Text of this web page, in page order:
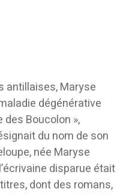
antillaises, Maryse
dégénérative
des Boucolon »,
du nom de son
née Maryse
disparue était
dont des romans,